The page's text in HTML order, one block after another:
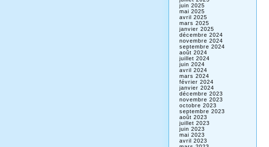
juin 2025
mai 2025
avril 2025
mars 2025
janvier 2025
décembre 2024
novembre 2024
septembre 2024
août 2024
juillet 2024
juin 2024
avril 2024
mars 2024
février 2024
janvier 2024
décembre 2023
novembre 2023
octobre 2023
septembre 2023
août 2023
juillet 2023
juin 2023
mai 2023
avril 2023